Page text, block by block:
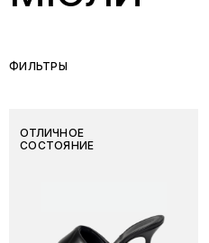
ФИЛЬТРЫ
ОТЛИЧНОЕ
СОСТОЯНИЕ